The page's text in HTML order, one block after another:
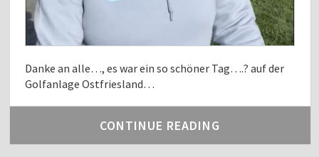
Danke an alle…, es war ein so schöner Tag….? auf der
Golfanlage Ostfriesland…
CONTINUE READING